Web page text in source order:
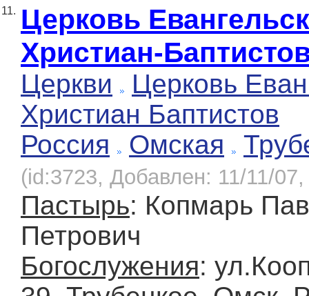
11. Церковь
Христиан-
Церкви
Церковь
Христиан Баптистов
Россия
Омская
(id:3723, Добавлен: 11/11/
Пастырь: Копмарь
Петрович
Богослужения: